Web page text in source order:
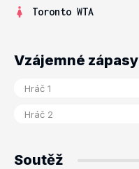
Toronto WTA
Vzájemné zápasy
Soutěž